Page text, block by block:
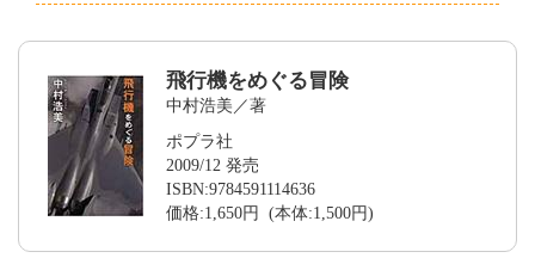
飛行機をめぐる冒険
中村浩美／著
ポプラ社
2009/12 発売
ISBN:9784591114636
価格:1,650円 (本体:1,500円)